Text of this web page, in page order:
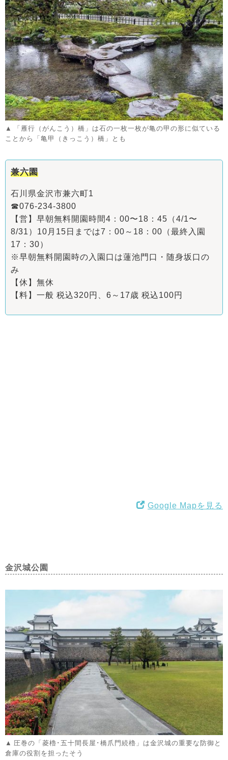
「雁行（がんこう）橋」は石の一枚一枚が亀の甲の形に似ている
ことから「亀甲（きっこう）橋」とも
兼六園
石川県金沢市兼六町1
☎076-234-3800
【営】早朝無料開園時間4：00〜18：45（4/1〜
8/31）10月15日までは7：00～18：00（最終入園
17：30）
※早朝無料開園時の入園口は蓮池門口・随身坂口の
み
【休】無休
【料】一般 税込320円、6～17歳 税込100円
Google Mapを見る
金沢城公園
圧巻の「菱櫓･五十間長屋･橋爪門続櫓」は金沢城の重要な防御と
倉庫の役割を担ったそう